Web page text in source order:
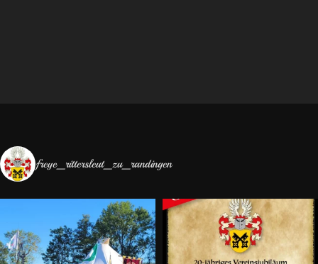
freye_rittersleut_zu_randingen